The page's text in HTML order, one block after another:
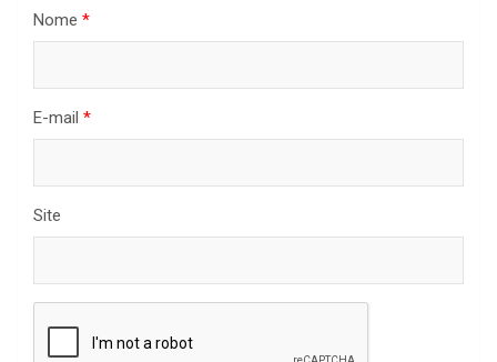
Nome *
E-mail *
Site